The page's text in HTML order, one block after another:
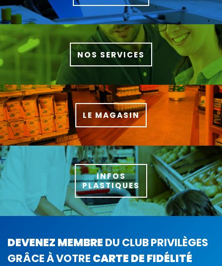
NOS SERVICES
LE MAGASIN
INFOS
PLASTIQUES
DEVENEZ MEMBRE DU CLUB PRIVILÈGES
GRÂCE À VOTRE CARTE DE FIDÉLITÉ